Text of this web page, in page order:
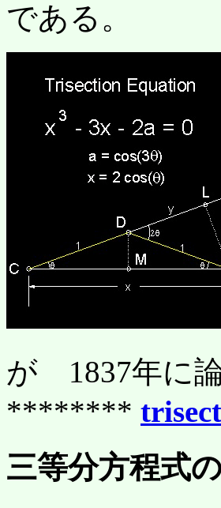
である。
が 1837年に
********
三等分方程式